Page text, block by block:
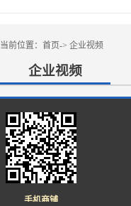
当前位置： 首页-> 企业视频
企业视频
手机商铺